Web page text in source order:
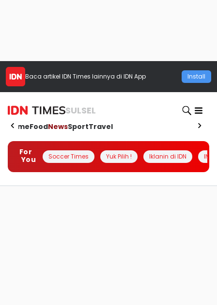
Baca artikel IDN Times lainnya di IDN App Install
SULSEL
HomeFoodNewsSportTravel
For
You
Soccer Times Yuk Pilih ! Iklanin di IDN